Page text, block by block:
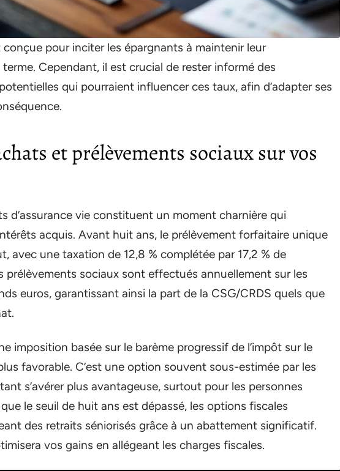
pour inciter les épargnants à maintenir leur
Cependant, il est crucial de rester informé des
qui pourraient influencer ces taux, afin d’adapter ses
et prélèvements sociaux sur vos
d’assurance vie constituent un moment charnière qui
acquis. Avant huit ans, le prélèvement forfaitaire unique
avec une taxation de 12,8 % complétée par 17,2 % de
prélèvements sociaux sont effectués annuellement sur les
euros, garantissant ainsi la part de la CSG/CRDS quels que
imposition basée sur le barème progressif de l’impôt sur le
favorable. C’est une option souvent sous-estimée par les
s’avérer plus avantageuse, surtout pour les personnes
le seuil de huit ans est dépassé, les options fiscales
des retraits séniorisés grâce à un abattement significatif.
vos gains en allégeant les charges fiscales.